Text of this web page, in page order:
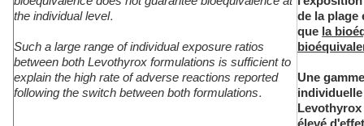
the individual level.
Such a large range of individual exposure ratios
between both Levothyrox formulations is sufficient to
explain the high rate of adverse reactions reported
following the switch between both formulations.
de la plage
quela
Une